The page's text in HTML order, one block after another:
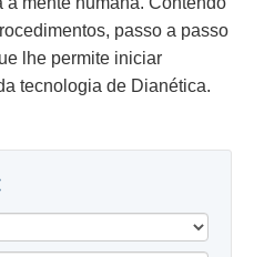
passo a passo
lhe permite iniciar
tecnologia de Dianética.